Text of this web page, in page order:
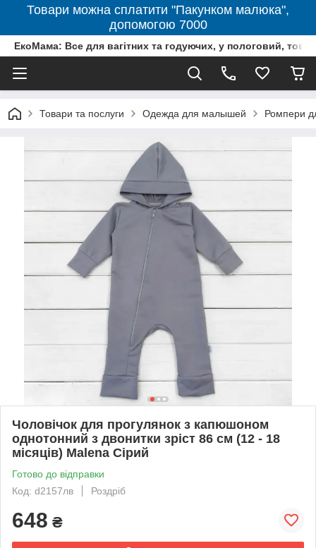
Товари можна сплатити "Пакунком малюка",
допомогою 7000
ЕкоМама: Все для вагітних та годуючих, у пологовий,
Товари та послуги Одежда для малышей Ромпери
Чоловічок для прогулянок з капюшоном
однотонний з двонитки зріст 86 см (12 - 18
місяців) Malena Сірий
Готово до відправки
Код: d2157лв
Роздріб
648 ₴